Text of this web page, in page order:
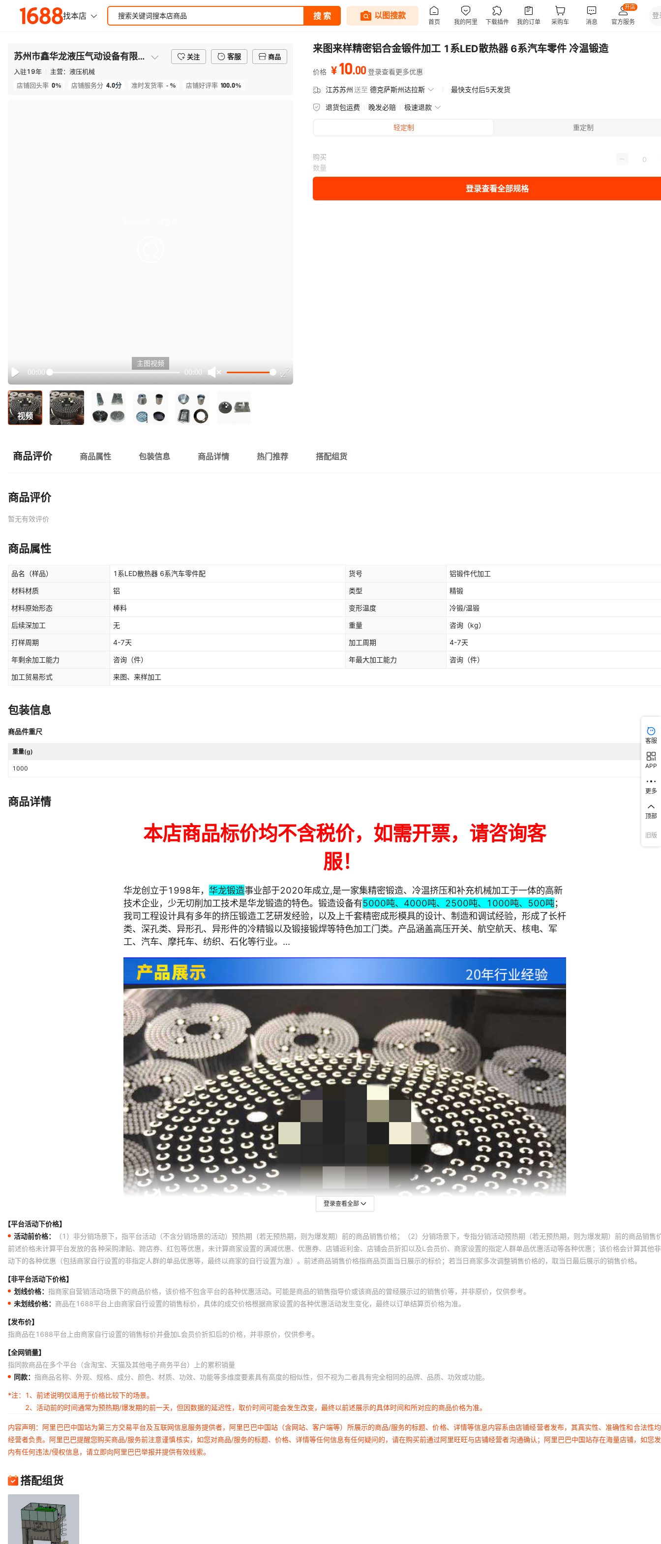
苏州市鑫华龙液压气动设备有限公司 关注 客服
商品
入驻19年 主营： 液压机械
店铺回头率 0% 店铺服务分 4.0分 准时发货率 - % 店铺好评率 100.0%
Play
00:00 00:00
主图视频
视频
来图来样精密铝合金锻件加工 1系LED散热器 6系汽车零件 冷温锻造
价格 ¥10.00 登录查看更多优惠
江苏苏州送至 德克萨斯州达拉斯 最快支付后5天发货
退货包运费 晚发必赔 极速退款
轻定制 重定制
购买
数量
登录查看全部规格
商品评价 商品属性 包装信息 商品详情 热门推荐 搭配组货
商品评价
暂无有效评价
商品属性
品名（样品） 1系LED散热器 6系汽车零件配 货号 铝锻件代加工
材料材质 铝 类型 精锻
材料原始形态 棒料 变形温度 冷锻/温锻
后续深加工 无 重量 咨询 （kg）
打样周期 4-7天 加工周期 4-7天
年剩余加工能力 咨询 （件） 年最大加工能力 咨询 （件）
加工贸易形式 来图、来样加工
包装信息
商品件重尺
重量(g)
1000
商品详情
登录查看全部
【平台活动下价格】
活动前价格：
（1）非分销场景下，指平台活动（不含分销场景的活动）预热期（若无预热期，则为爆发期）前的商品销售价格；（2）分销场景下，专指分销活动预热期（若无预热期，则为爆发期）前的商品销售
前述价格未计算平台发放的各种采购津贴、跨店券、红包等优惠，未计算商家设置的满减优惠、优惠券、店铺返利金、店铺会员折扣以及L会员价、商家设置的指定人群单品优惠活动等各种优惠；该价格会计算其他
动下的各种优惠（包括商家自行设置的非指定人群的单品优惠等，最终以商家的自行设置为准）。前述商品销售价格指商品页面当日展示的标价；若当日商家多次调整销售价格的，取当日最后展示的销售价格。
【非平台活动下价格】
划线价格： 指商家自营销活动场景下的商品价格，该价格不包含平台的各种优惠活动。可能是商品的销售指导价或该商品的曾经展示过的销售价等，并非原价，仅供参考。
未划线价格： 商品在1688平台上由商家自行设置的销售标价，具体的成交价格根据商家设置的各种优惠活动发生变化，最终以订单结算页价格为准。
【发布价】
指商品在1688平台上由商家自行设置的销售标价并叠加L会员价折扣后的价格，并非原价，仅供参考。
【全网销量】
指同款商品在多个平台（含淘宝、天猫及其他电子商务平台）上的累积销量
同款： 指商品名称、外观、规格、成分、颜色、材质、功效、功能等多维度要素具有高度的相似性，但不视为二者具有完全相同的品牌、品质、功效或功能。
*注：
1、前述说明仅适用于价格比较下的场景。
2、活动前的时间通常为预热期/爆发期的前一天，但因数据的延迟性，取价时间可能会发生改变，最终以前述展示的具体时间和所对应的商品价格为准。
内容声明：阿里巴巴中国站为第三方交易平台及互联网信息服务提供者，阿里巴巴中国站（含网站、客户端等）所展示的商品/服务的标题、价格、详情等信息内容系由店铺经营者发布，其真实性、准确性和合法性
经营者负责。阿里巴巴提醒您购买商品/服务前注意谨慎核实，如您对商品/服务的标题、价格、详情等任何信息有任何疑问的，请在购买前通过阿里旺旺与店铺经营者沟通确认；阿里巴巴中国站存在海量店铺，如您
内有任何违法/侵权信息，请立即向阿里巴巴举报并提供有效线索。
搭配组货
客服
APP
更多
顶部
旧版